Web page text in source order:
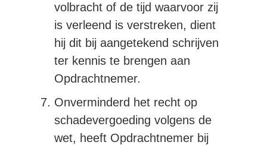
volbracht of de tijd waarvoor zij
is verleend is verstreken, dient
hij dit bij aangetekend schrijven
ter kennis te brengen aan
Opdrachtnemer.
Onverminderd het recht op
schadevergoeding volgens de
wet, heeft Opdrachtnemer bij